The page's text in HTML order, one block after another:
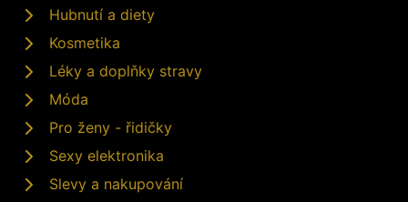
Hubnutí a diety
Kosmetika
Léky a doplňky stravy
Móda
Pro ženy - řidičky
Sexy elektronika
Slevy a nakupování